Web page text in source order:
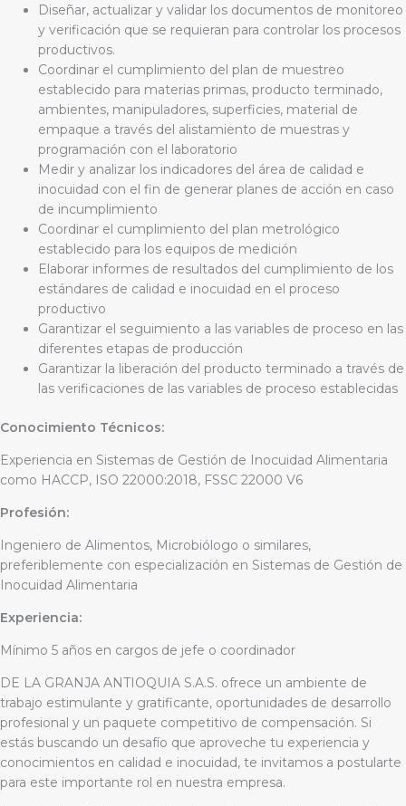
Diseñar, actualizar y validar los documentos de monitoreo
y verificación que se requieran para controlar los procesos
productivos.
Coordinar el cumplimiento del plan de muestreo
establecido para materias primas, producto terminado,
ambientes, manipuladores, superficies, material de
empaque a través del alistamiento de muestras y
programación con el laboratorio
Medir y analizar los indicadores del área de calidad e
inocuidad con el fin de generar planes de acción en caso
de incumplimiento
Coordinar el cumplimiento del plan metrológico
establecido para los equipos de medición
Elaborar informes de resultados del cumplimiento de los
estándares de calidad e inocuidad en el proceso
productivo
Garantizar el seguimiento a las variables de proceso en las
diferentes etapas de producción
Garantizar la liberación del producto terminado a través de
las verificaciones de las variables de proceso establecidas
Conocimiento Técnicos:
Experiencia en Sistemas de Gestión de Inocuidad Alimentaria
como HACCP, ISO 22000:2018, FSSC 22000 V6
Profesión:
Ingeniero de Alimentos, Microbiólogo o similares,
preferiblemente con especialización en Sistemas de Gestión de
Inocuidad Alimentaria
Experiencia:
Mínimo 5 años en cargos de jefe o coordinador
DE LA GRANJA ANTIOQUIA S.A.S. ofrece un ambiente de
trabajo estimulante y gratificante, oportunidades de desarrollo
profesional y un paquete competitivo de compensación. Si
estás buscando un desafío que aproveche tu experiencia y
conocimientos en calidad e inocuidad, te invitamos a postularte
para este importante rol en nuestra empresa.